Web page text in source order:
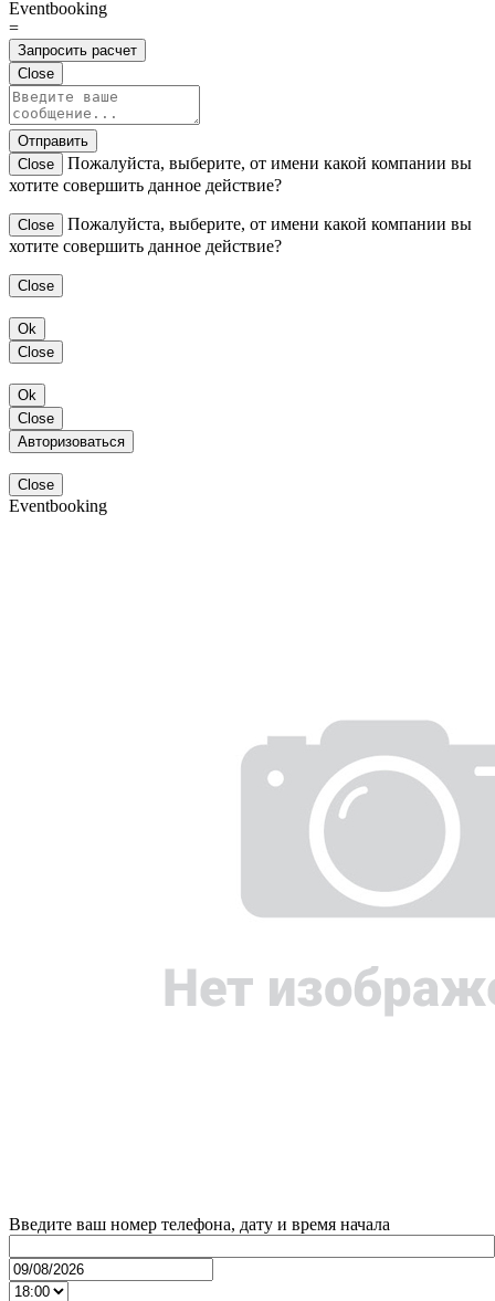
Eventbooking
=
Запросить расчет
Close
Отправить
Close
Пожалуйста, выберите, от имени какой компании вы
хотите совершить данное действие?
Close
Пожалуйста, выберите, от имени какой компании вы
хотите совершить данное действие?
Close
Ok
Close
Ok
Close
Авторизоваться
Close
Eventbooking
Введите ваш номер телефона, дату и время начала